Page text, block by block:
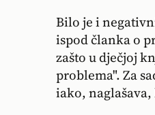
Bilo je i
ispod članka o
zašto u dječjoj
problema". Za
iako,